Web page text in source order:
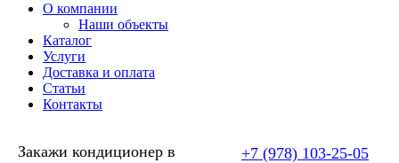
О компании
Наши объекты
Каталог
Услуги
Доставка и оплата
Статьи
Контакты
Закажи кондиционер в
+7 (978) 103-25-05